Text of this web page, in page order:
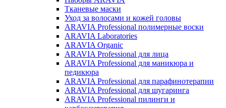
Тканевые маски
Уход за волосами и кожей головы
ARAVIA Professional полимерные воски
ARAVIA Laboratories
ARAVIA Organic
ARAVIA Professional для лица
ARAVIA Professional для маникюра и
педикюра
ARAVIA Professional для парафинотерапии
ARAVIA Professional для шугаринга
ARAVIA Professional пилинги и